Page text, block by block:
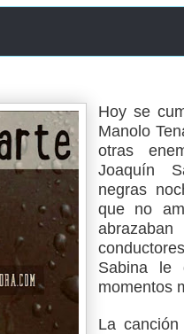
Hoy se
Manolo
otras
Joaquín
negras
que no
Sabina le
momentos
La